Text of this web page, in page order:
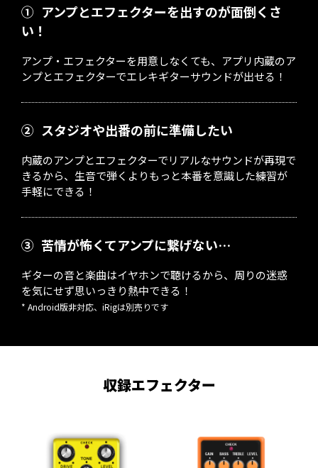
① アンプとエフェクターを出すのが面倒くさ
い！
アンプ・エフェクターを用意しなくても、アプリ内蔵のア
ンプとエフェクターでエレキギターサウンドが出せる！
② スタジオや出番の前に準備したい
内蔵のアンプとエフェクターでリアルなサウンドが再現で
きるから、生音で弾くよりもっと本番を意識した練習が
手軽にできる！
③ 苦情が怖くてアンプに繋げない…
ギターの音と楽曲はイヤホンで聴けるから、周りの迷惑
を気にせず思いっきり熱中できる！
* Android版非対応、iRigは別売りです
収録エフェクター